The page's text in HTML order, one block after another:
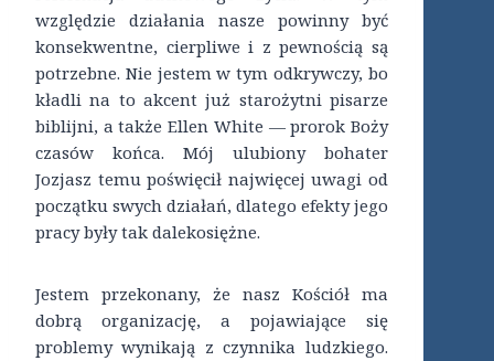
względzie działania nasze powinny być
konsekwentne, cierpliwe i z pewnością są
potrzebne. Nie jestem w tym odkrywczy, bo
kładli na to akcent już starożytni pisarze
biblijni, a także Ellen White — prorok Boży
czasów końca. Mój ulubiony bohater
Jozjasz temu poświęcił najwięcej uwagi od
początku swych działań, dlatego efekty jego
pracy były tak dalekosiężne.
Jestem przekonany, że nasz Kościół ma
dobrą organizację, a pojawiające się
problemy wynikają z czynnika ludzkiego.